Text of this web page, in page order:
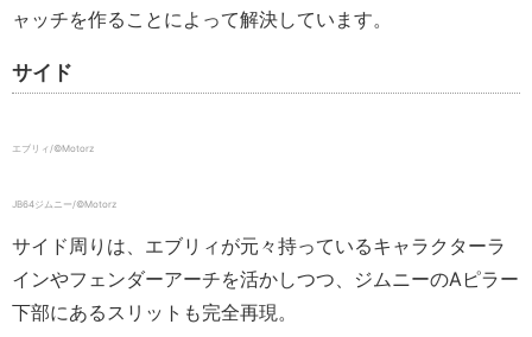
ャッチを作ることによって解決しています。
サイド
エブリィ/©Motorz
JB64ジムニー/©Motorz
サイド周りは、エブリィが元々持っているキャラクターラ
インやフェンダーアーチを活かしつつ、ジムニーのAピラー
下部にあるスリットも完全再現。